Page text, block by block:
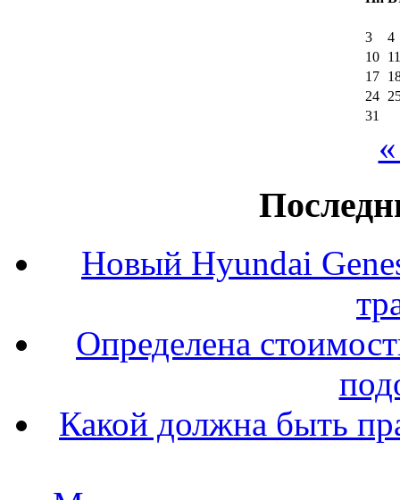
3
4
10
11
17
24
31
Новый Hyundai
Определена
Какой должна быть